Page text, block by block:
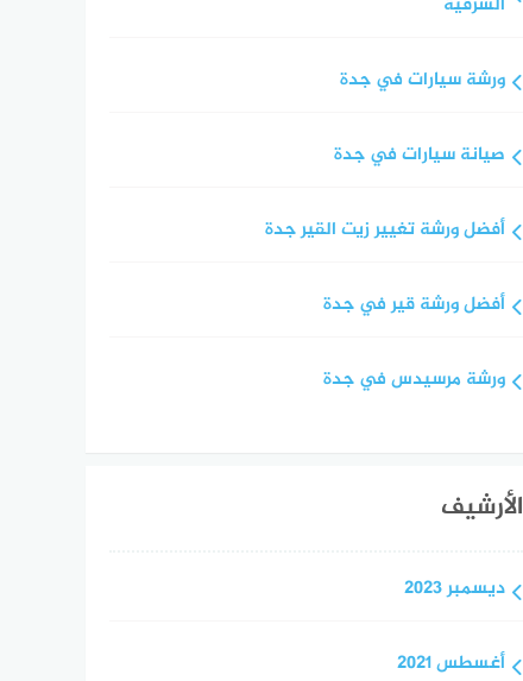
ورشة سيارات في جدة
صيانة سيارات في جدة
أفضل ورشة تغيير زيت القير جدة
أفضل ورشة قير في جدة
ورشة مرسيدس في جدة
الأرشيف
ديسمبر 2023
أغسطس 2021